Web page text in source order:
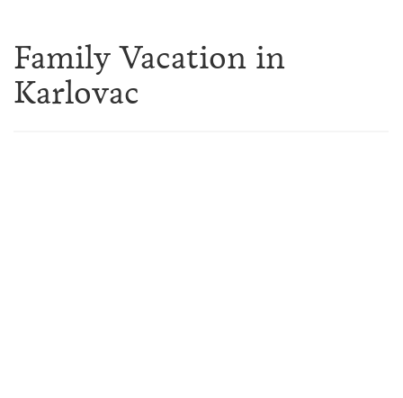
Family Vacation in
Karlovac